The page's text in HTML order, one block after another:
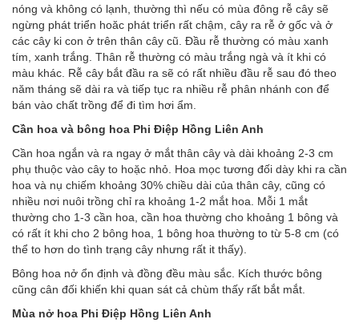
nóng và không có lạnh, thường thì nếu có mùa đông rễ cây sẽ
ngừng phát triển hoăc phát triển rất chậm, cây ra rễ ở gốc và ở
các cây ki con ở trên thân cây cũ. Đầu rễ thường có màu xanh
tím, xanh trắng. Thân rễ thường có màu trắng ngà và ít khi có
màu khác. Rễ cây bắt đầu ra sẽ có rất nhiều đầu rễ sau đó theo
năm tháng sẽ dài ra và tiếp tục ra nhiều rễ phân nhánh con để
bán vào chất trồng để đi tìm hơi ẩm.
Cần hoa và bông hoa Phi Điệp Hồng Liên Anh
Cần hoa ngắn và ra ngay ở mắt thân cây và dài khoảng 2-3 cm
phụ thuộc vào cây to hoặc nhỏ. Hoa mọc tương đối dày khi ra cần
hoa và nụ chiếm khoảng 30% chiều dài của thân cây, cũng có
nhiều nơi nuôi trồng chỉ ra khoảng 1-2 mắt hoa. Mỗi 1 mắt
thường cho 1-3 cần hoa, cần hoa thường cho khoảng 1 bông và
có rất ít khi cho 2 bông hoa, 1 bông hoa thường to từ 5-8 cm (có
thể to hơn do tình trạng cây nhưng rất it thấy).
Bông hoa nở ổn định và đồng đều màu sắc. Kích thước bông
cũng cân đối khiến khi quan sát cả chùm thấy rất bắt mắt.
Mùa nở hoa Phi Điệp Hồng Liên Anh